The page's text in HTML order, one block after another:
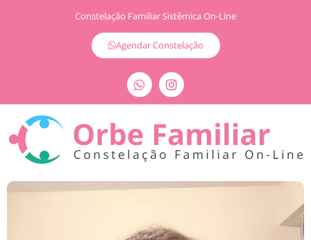
Constelação Familiar Sistêmica On-Line
Agendar Constelação